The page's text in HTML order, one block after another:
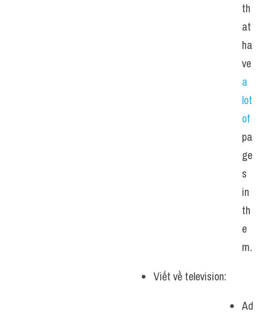
th
at
ha
a
lot
pa
ge
s
in
th
e
m.
Viết về television:
Ad